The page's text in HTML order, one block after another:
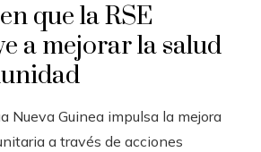
que la RSE
a mejorar la salud
Nueva Guinea impulsa la mejora
a través de acciones